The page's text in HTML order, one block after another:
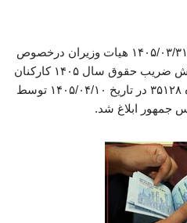
تصویبنامه مصوب جلسه مورخ ۱۴۰۵/۰۳/۳۱ هیات وزیران درخصوص
«اصلاح بند ۱۲ تصویب‌نامه افزایش ضریب حقوق سال ۱۴۰۵ کارکنان
و بازنشستگان دولت» با شماره ۳۵۱۲۸ در تاریخ ۱۴۰۵/۰۴/۱۰ توسط
جمهور ابلاغ شد.